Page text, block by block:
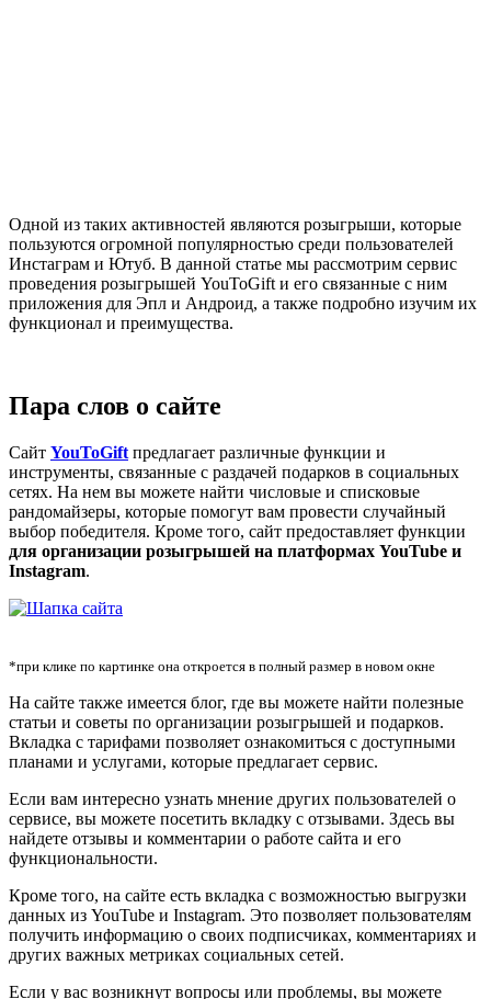
Одной из таких активностей являются розыгрыши, которые
пользуются огромной популярностью среди пользователей
Инстаграм и Ютуб. В данной статье мы рассмотрим сервис
проведения розыгрышей YouToGift и его связанные с ним
приложения для Эпл и Андроид, а также подробно изучим их
функционал и преимущества.
Пара слов о сайте
Сайт YouToGift предлагает различные функции и
инструменты, связанные с раздачей подарков в социальных
сетях. На нем вы можете найти числовые и списковые
рандомайзеры, которые помогут вам провести случайный
выбор победителя. Кроме того, сайт предоставляет функции
для организации розыгрышей на платформах YouTube и
Instagram.
*при клике по картинке она откроется в полный размер в новом окне
На сайте также имеется блог, где вы можете найти полезные
статьи и советы по организации розыгрышей и подарков.
Вкладка с тарифами позволяет ознакомиться с доступными
планами и услугами, которые предлагает сервис.
Если вам интересно узнать мнение других пользователей о
сервисе, вы можете посетить вкладку с отзывами. Здесь вы
найдете отзывы и комментарии о работе сайта и его
функциональности.
Кроме того, на сайте есть вкладка с возможностью выгрузки
данных из YouTube и Instagram. Это позволяет пользователям
получить информацию о своих подписчиках, комментариях и
других важных метриках социальных сетей.
Если у вас возникнут вопросы или проблемы, вы можете